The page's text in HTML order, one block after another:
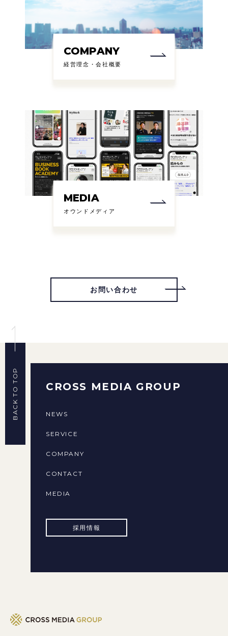
COMPANY
経営理念・会社概要
MEDIA
オウンドメディア
お問い合わせ
BACK TO TOP CROSS MEDIA GROUP
NEWS
SERVICE
COMPANY
CONTACT
MEDIA
採用情報